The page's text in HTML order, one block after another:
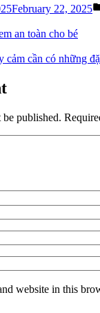
February 22, 2025
an toàn cho bé
cảm cần có những
published.
website in this